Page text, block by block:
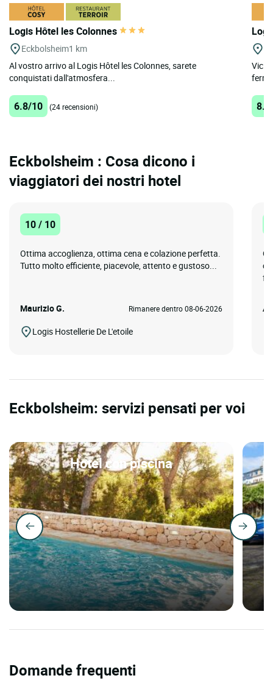
Logis Hôtel les Colonnes
Eckbolsheim1 km
Al vostro arrivo al Logis Hôtel les Colonnes, sarete
conquistati dall'atmosfera...
6.8/10 (24 recensioni)
Eckbolsheim : Cosa dicono i
viaggiatori dei nostri hotel
10 / 10
Ottima accoglienza, ottima cena e colazione perfetta.
Tutto molto efficiente, piacevole, attento e gustoso...
Maurizio G. Rimanere dentro 08-06-2026
Logis Hostellerie De L'etoile
Eckbolsheim: servizi pensati per voi
Hotel con piscina
Domande frequenti